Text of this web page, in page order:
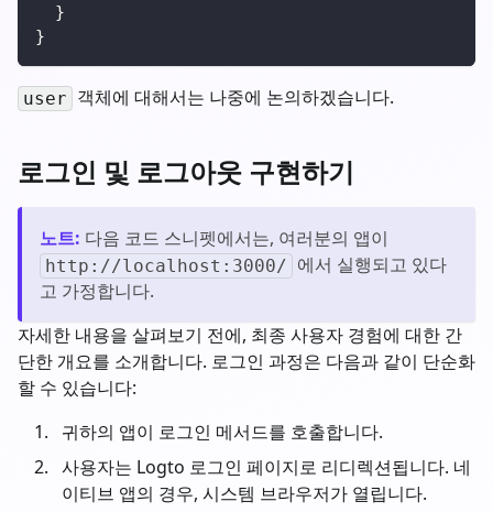
}
}
user 객체에 대해서는 나중에 논의하겠습니다.
로그인 및 로그아웃 구현하기
노트: 다음 코드 스니펫에서는, 여러분의 앱이
http://localhost:3000/ 에서 실행되고 있다
고 가정합니다.
자세한 내용을 살펴보기 전에, 최종 사용자 경험에 대한 간
단한 개요를 소개합니다. 로그인 과정은 다음과 같이 단순화
할 수 있습니다:
귀하의 앱이 로그인 메서드를 호출합니다.
사용자는 Logto 로그인 페이지로 리디렉션됩니다. 네
이티브 앱의 경우, 시스템 브라우저가 열립니다.